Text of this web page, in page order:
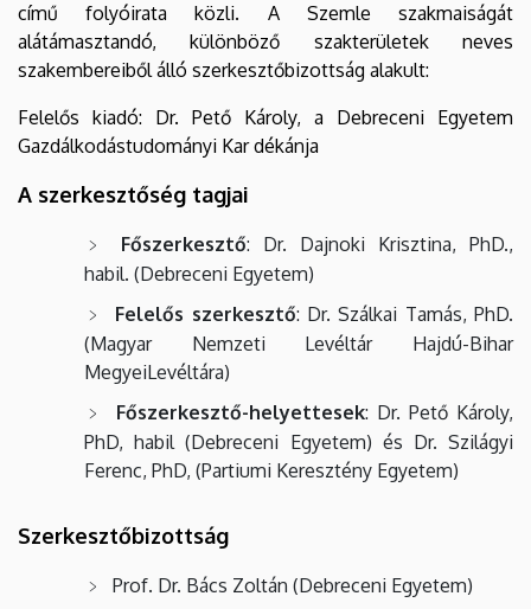
című folyóirata közli. A Szemle szakmaiságát
alátámasztandó, különböző szakterületek neves
szakembereiből álló szerkesztőbizottság alakult:
Felelős kiadó: Dr. Pető Károly, a Debreceni Egyetem
Gazdálkodástudományi Kar dékánja
A szerkesztőség tagjai
Főszerkesztő: Dr. Dajnoki Krisztina, PhD.,
habil. (Debreceni Egyetem)
Felelős szerkesztő: Dr. Szálkai Tamás, PhD.
(Magyar Nemzeti Levéltár Hajdú-Bihar
MegyeiLevéltára)
Főszerkesztő-helyettesek: Dr. Pető Károly,
PhD, habil (Debreceni Egyetem) és Dr. Szilágyi
Ferenc, PhD, (Partiumi Keresztény Egyetem)
Szerkesztőbizottság
Prof. Dr. Bács Zoltán (Debreceni Egyetem)